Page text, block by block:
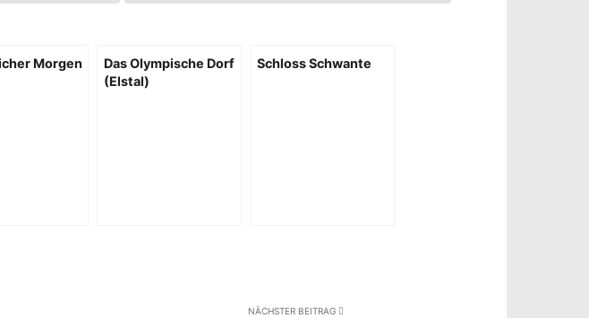
Morgen
Das Olympische Dorf
(Elstal)
Schloss Schwante
NÄCHSTER BEITRAG